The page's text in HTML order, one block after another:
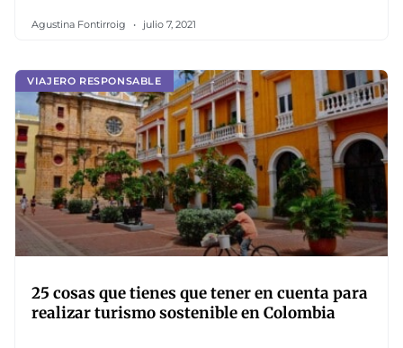
Agustina Fontirroig julio 7, 2021
VIAJERO RESPONSABLE
25 cosas que tienes que tener en cuenta para
realizar turismo sostenible en Colombia